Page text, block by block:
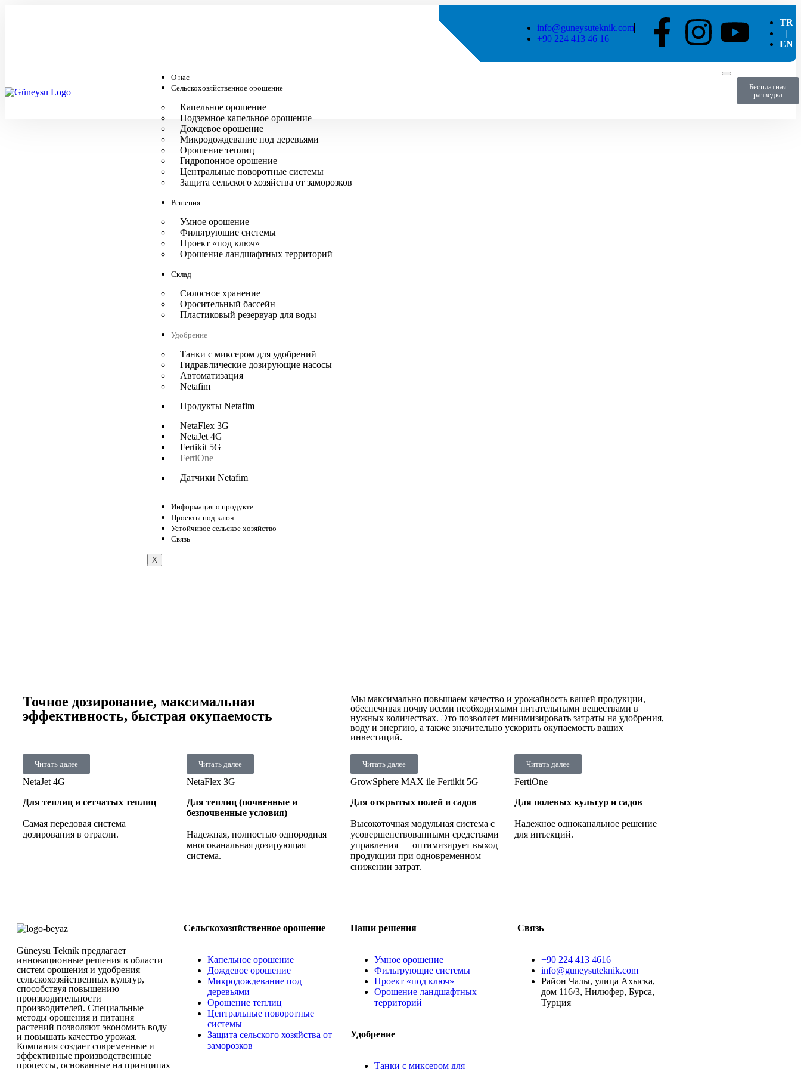
info@guneysuteknik.com
+90 224 413 46 16
TR
|
EN
О нас
Сельскохозяйственное орошение
Капельное орошение
Подземное капельное орошение
Дождевое орошение
Микродождевание под деревьями
Орошение теплиц
Гидропонное орошение
Центральные поворотные системы
Защита сельского хозяйства от заморозков
Решения
Умное орошение
Фильтрующие системы
Проект «под ключ»
Орошение ландшафтных территорий
Склад
Силосное хранение
Оросительный бассейн
Пластиковый резервуар для воды
Удобрение
Танки с миксером для удобрений
Гидравлические дозирующие насосы
Автоматизация
Netafim
Продукты Netafim
NetaFlex 3G
NetaJet 4G
Fertikit 5G
FertiOne
Датчики Netafim
Информация о продукте
Проекты под ключ
Устойчивое сельское хозяйство
Связь
X
Бесплатная
разведка
Точное дозирование, максимальная
эффективность, быстрая окупаемость
Мы максимально повышаем качество и урожайность вашей продукции,
обеспечивая почву всеми необходимыми питательными веществами в
нужных количествах. Это позволяет минимизировать затраты на удобрения,
воду и энергию, а также значительно ускорить окупаемость ваших
инвестиций.
NetaJet 4G
Для теплиц и сетчатых теплиц
Самая передовая система
дозирования в отрасли.
Читать далее
NetaFlex 3G
Для теплиц (почвенные и
безпочвенные условия)
Надежная, полностью однородная
многоканальная дозирующая
система.
Читать далее
GrowSphere MAX ile Fertikit 5G
Для открытых полей и садов
Высокоточная модульная система с
усовершенствованными средствами
управления — оптимизирует выход
продукции при одновременном
снижении затрат.
Читать далее
FertiOne
Для полевых культур и садов
Надежное одноканальное решение
для инъекций.
Читать далее
Güneysu Teknik предлагает
инновационные решения в области
систем орошения и удобрения
сельскохозяйственных культур,
способствуя повышению
производительности
производителей. Специальные
методы орошения и питания
растений позволяют экономить воду
и повышать качество урожая.
Компания создает современные и
эффективные производственные
процессы, основанные на принципах
Сельскохозяйственное орошение
Капельное орошение
Дождевое орошение
Микродождевание под
деревьями
Орошение теплиц
Центральные поворотные
системы
Защита сельского хозяйства от
заморозков
Наши решения
Умное орошение
Фильтрующие системы
Проект «под ключ»
Орошение ландшафтных
территорий
Удобрение
Танки с миксером для
Связь
+90 224 413 4616
info@guneysuteknik.com
Район Чалы, улица Ахыска,
дом 116/3, Нилюфер, Бурса,
Турция